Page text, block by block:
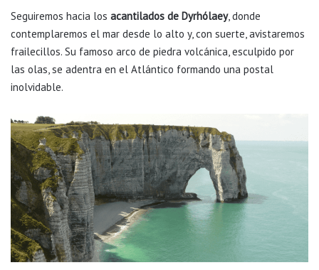
Seguiremos hacia los acantilados de Dyrhólaey, donde
contemplaremos el mar desde lo alto y, con suerte, avistaremos
frailecillos. Su famoso arco de piedra volcánica, esculpido por
las olas, se adentra en el Atlántico formando una postal
inolvidable.